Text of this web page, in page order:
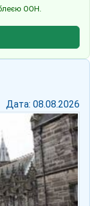
ООН.
Дата: 08.08.2026